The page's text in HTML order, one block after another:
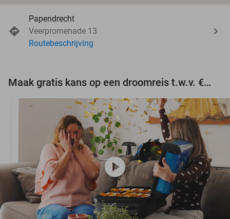
Papendrecht
Veerpromenade 13
Routebeschrijving
Maak gratis kans op een droomreis t.w.v. €3.000!
play_circle